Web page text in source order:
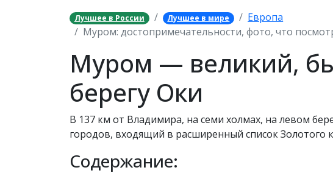
Лучшее в России Лучшее в мире
Европа
Муром: достопримечательности, фото, что
Муром — великий,
берегу Оки
В 137 км от Владимира, на семи холмах, на левом
городов, входящий в расширенный список Золотого
Содержание: